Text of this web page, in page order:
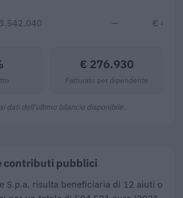
— €
€ 276.930
Fatturato per dipendente
dati dell'ultimo bilancio disponibile.
contributi pubblici
S.p.a. risulta beneficiaria di 12 aiuti o